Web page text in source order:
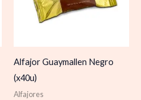
Alfajor Guaymallen Negro
(x40u)
Alfajores